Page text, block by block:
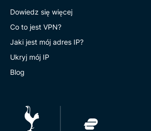
Dowiedz się więcej
Co to jest VPN?
Jaki jest mój adres IP?
Ukryj mój IP
Blog